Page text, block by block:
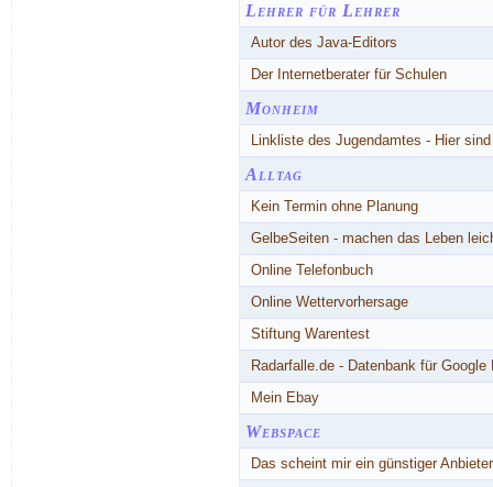
Lehrer für Lehrer
Autor des Java-Editors
Der Internetberater für Schulen
Monheim
Linkliste des Jugendamtes - Hier
Alltag
Kein Termin ohne Planung
GelbeSeiten - machen das Leben
Online Telefonbuch
Online Wettervorhersage
Stiftung Warentest
Radarfalle.de - Datenbank für
Mein Ebay
Webspace
Das scheint mir ein günstiger